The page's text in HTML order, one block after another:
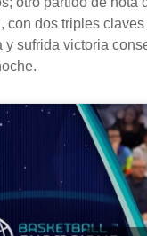
con dos triples
y sufrida victoria